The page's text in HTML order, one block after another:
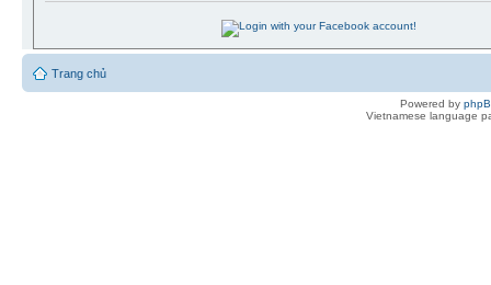
Trang chủ
Powered by
Vietnamese language